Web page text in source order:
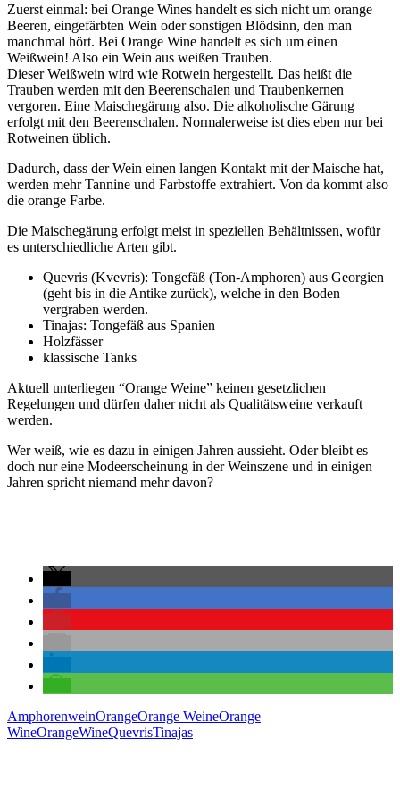
Zuerst einmal: bei Orange Wines handelt es sich nicht um orange
Beeren, eingefärbten Wein oder sonstigen Blödsinn, den man
manchmal hört. Bei Orange Wine handelt es sich um einen
Weißwein! Also ein Wein aus weißen Trauben.
Dieser Weißwein wird wie Rotwein hergestellt. Das heißt die
Trauben werden mit den Beerenschalen und Traubenkernen
vergoren. Eine Maischegärung also. Die alkoholische Gärung
erfolgt mit den Beerenschalen. Normalerweise ist dies eben nur bei
Rotweinen üblich.
Dadurch, dass der Wein einen langen Kontakt mit der Maische hat,
werden mehr Tannine und Farbstoffe extrahiert. Von da kommt also
die orange Farbe.
Die Maischegärung erfolgt meist in speziellen Behältnissen, wofür
es unterschiedliche Arten gibt.
Quevris (Kvevris): Tongefäß (Ton-Amphoren) aus Georgien
(geht bis in die Antike zurück), welche in den Boden
vergraben werden.
Tinajas: Tongefäß aus Spanien
Holzfässer
klassische Tanks
Aktuell unterliegen “Orange Weine” keinen gesetzlichen
Regelungen und dürfen daher nicht als Qualitätsweine verkauft
werden.
Wer weiß, wie es dazu in einigen Jahren aussieht. Oder bleibt es
doch nur eine Modeerscheinung in der Weinszene und in einigen
Jahren spricht niemand mehr davon?
AmphorenweinOrangeOrange WeineOrange
WineOrangeWineQuevrisTinajas